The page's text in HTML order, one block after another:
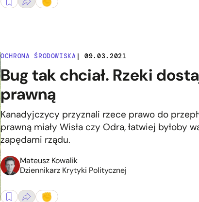
OCHRONA ŚRODOWISKA | 09.03.2021
Bug tak chciał. Rzeki
prawną
Kanadyjczycy przyznali rzece prawo do
prawną miały Wisła czy Odra, łatwiej byłoby
zapędami rządu.
Mateusz Kowalik
Dziennikarz Krytyki Politycznej